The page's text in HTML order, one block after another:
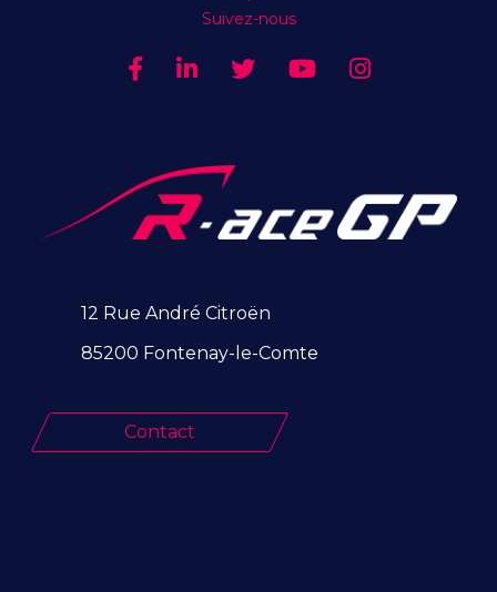
Suivez-nous
12 Rue André Citroën
85200 Fontenay-le-Comte
Contact